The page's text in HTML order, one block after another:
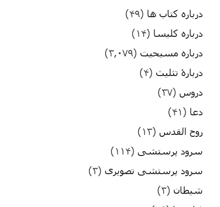
درباره کتاب ها (۴۹)
درباره کلیسا (۱۴)
درباره مسیحیت (۳,۰۷۹)
دربارۀ تثلیث (۴)
دروس (۳۷)
دعا (۴۱)
روح القدس (۱۳)
سرود پرستشی (۱۱۴)
سرود پرستشی تصویری (۳)
شیطان (۳)